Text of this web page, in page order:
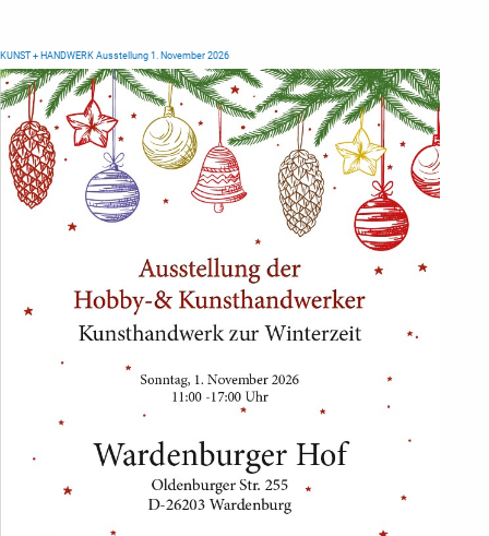
KUNST + HANDWERK Ausstellung 1. November 2026